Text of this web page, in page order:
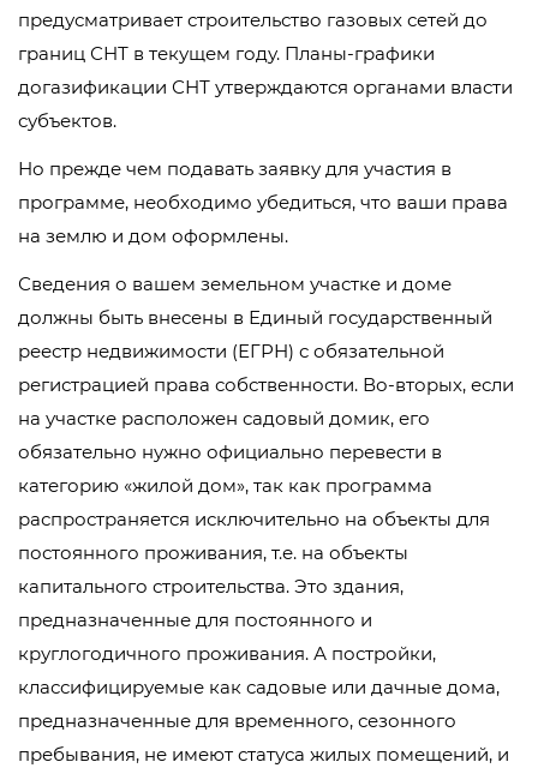
предусматривает строительство газовых сетей до
границ СНТ в текущем году. Планы-графики
догазификации СНТ утверждаются органами власти
субъектов.
Но прежде чем подавать заявку для участия в
программе, необходимо убедиться, что ваши права
на землю и дом оформлены.
Сведения о вашем земельном участке и доме
должны быть внесены в Единый государственный
реестр недвижимости (ЕГРН) с обязательной
регистрацией права собственности. Во-вторых, если
на участке расположен садовый домик, его
обязательно нужно официально перевести в
категорию «жилой дом», так как программа
распространяется исключительно на объекты для
постоянного проживания, т.е. на объекты
капитального строительства. Это здания,
предназначенные для постоянного и
круглогодичного проживания. А постройки,
классифицируемые как садовые или дачные дома,
предназначенные для временного, сезонного
пребывания, не имеют статуса жилых помещений, и